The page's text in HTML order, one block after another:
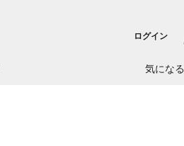
気になる
ログイン